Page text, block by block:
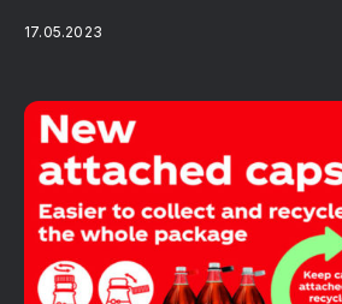
17.05.2023